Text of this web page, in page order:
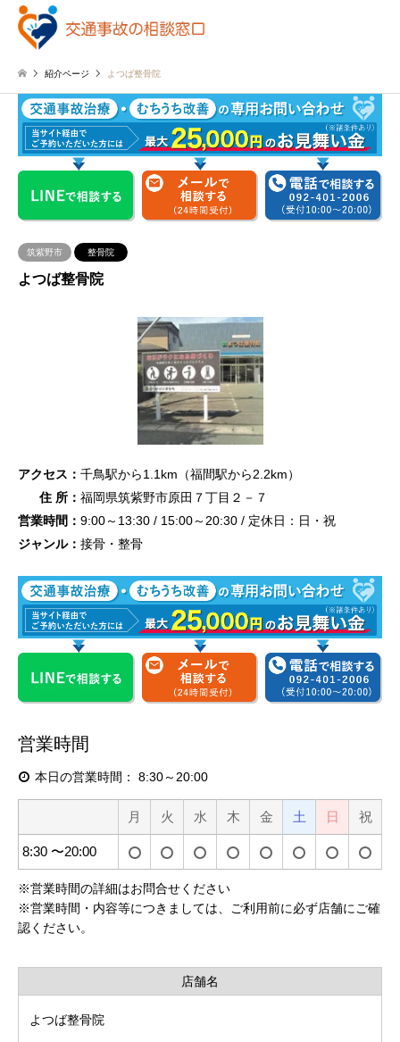
紹介ページ よつば整骨院
筑紫野市 整骨院
よつば整骨院
アクセス： 千鳥駅から1.1km（福間駅から2.2km）
住 所： 福岡県筑紫野市原田７丁目２－７
営業時間： 9:00～13:30 / 15:00～20:30 / 定休日：日・祝
ジャンル： 接骨・整骨
営業時間
本日の営業時間： 8:30～20:00
月 火 水 木 金 土 日 祝
8:30 〜20:00
※営業時間の詳細はお問合せください
※営業時間・内容等につきましては、ご利用前に必ず店舗にご確
認ください。
店舗名
よつば整骨院